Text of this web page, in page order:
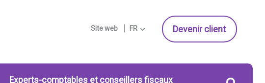
Site web FR Devenir client
Experts-comptables et conseillers fiscaux